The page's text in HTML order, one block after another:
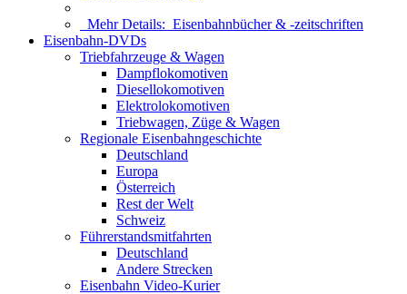
Mehr Details: Eisenbahnbücher & -zeitschriften
Eisenbahn-DVDs
Triebfahrzeuge & Wagen
Dampflokomotiven
Diesellokomotiven
Elektrolokomotiven
Triebwagen, Züge & Wagen
Regionale Eisenbahngeschichte
Deutschland
Europa
Österreich
Rest der Welt
Schweiz
Führerstandsmitfahrten
Deutschland
Andere Strecken
Eisenbahn Video-Kurier